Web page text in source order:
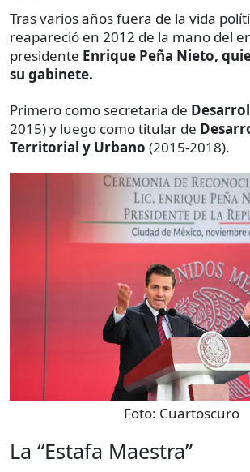
Tras varios años fuera de la vida
reapareció en 2012 de la mano del
presidente Enrique Peña Nieto,
su gabinete.
Primero como secretaria de
2015) y luego como titular de
Territorial y Urbano (2015-2018).
Foto: Cuartoscuro
La “Estafa Maestra”